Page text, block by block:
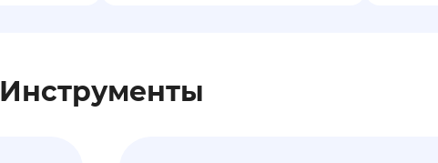
Инструменты